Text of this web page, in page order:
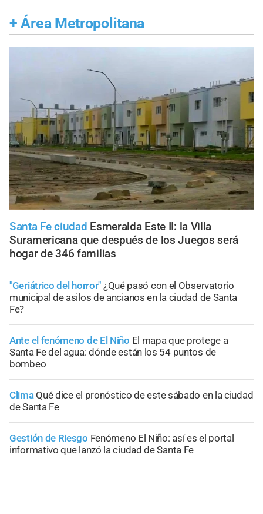
+ Área Metropolitana
Santa Fe ciudad Esmeralda Este II: la Villa
Suramericana que después de los Juegos será
hogar de 346 familias
"Geriátrico del horror" ¿Qué pasó con el Observatorio
municipal de asilos de ancianos en la ciudad de Santa
Fe?
Ante el fenómeno de El Niño El mapa que protege a
Santa Fe del agua: dónde están los 54 puntos de
bombeo
Clima Qué dice el pronóstico de este sábado en la ciudad
de Santa Fe
Gestión de Riesgo Fenómeno El Niño: así es el portal
informativo que lanzó la ciudad de Santa Fe